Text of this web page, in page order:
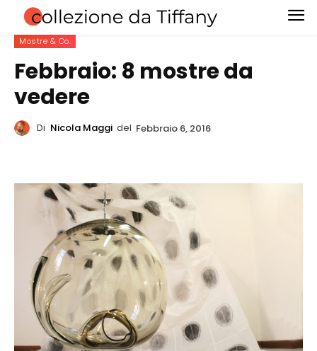
Mostre & Co.
Febbraio: 8 mostre da
vedere
Di Nicola Maggi del Febbraio 6, 2016